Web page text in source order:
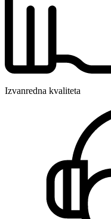
Izvanredna kvaliteta